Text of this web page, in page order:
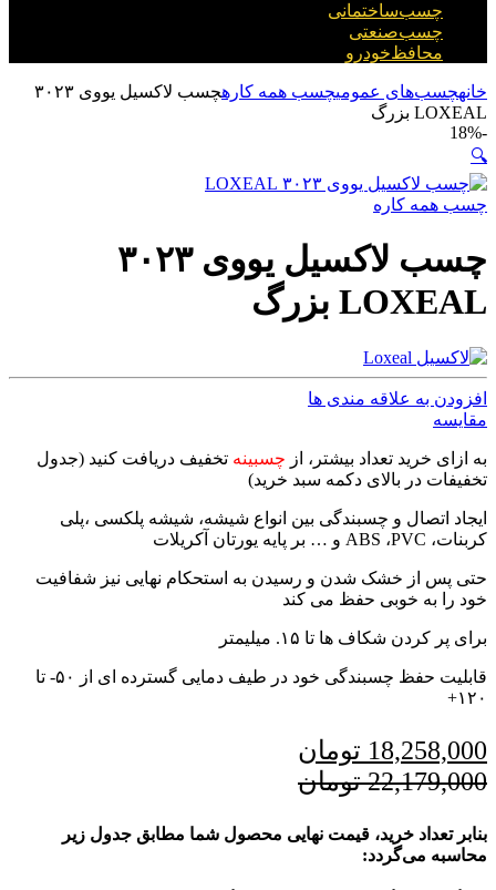
چسب‌ساختمانی
چسب‌صنعتی
محافظ‌خودرو
خانهچسب‌های عمومیچسب همه کاره
چسب لاکسیل یووی ۳۰۲۳
LOXEAL بزرگ
-
18%
🔍
چسب همه کاره
چسب لاکسیل یووی ۳۰۲۳
LOXEAL بزرگ
افزودن به علاقه مندی ها
مقایسه
به ازای خرید تعداد بیشتر، از چسبینه تخفیف دریافت کنید (جدول
تخفیفات در بالای دکمه سبد خرید)
ایجاد اتصال و چسبندگی بین انواع شیشه، شیشه پلکسی ،پلی
کربنات، ABS ،PVC و … بر پایه یورتان آکریلات
حتی پس از خشک شدن و رسیدن به استحکام نهایی نیز شفافیت
خود را به خوبی حفظ می کند
برای پر کردن شکاف ها تا ۱۵. میلیمتر
قابلیت حفظ چسبندگی خود در طیف دمایی گسترده ای از ۵۰- تا
۱۲۰+
18,258,000 تومان
22,179,000 تومان
بنابر تعداد خرید، قیمت نهایی محصول شما مطابق جدول زیر
محاسبه می‌گردد: